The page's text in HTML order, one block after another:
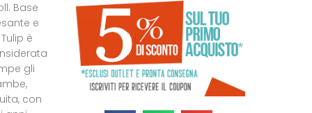
Base
e
è
gli
con